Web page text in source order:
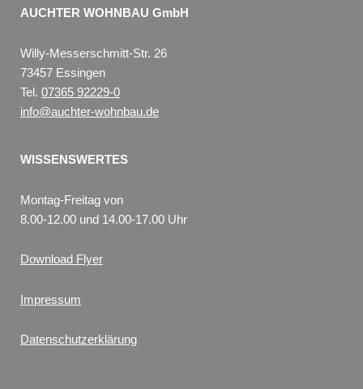
AUCHTER WOHNBAU GmbH
Willy-Messerschmitt-Str. 26
73457 Essingen
Tel. 07365 92229-0
info@auchter-wohnbau.de
WISSENSWERTES
Montag-Freitag von
8.00-12.00 und 14.00-17.00 Uhr
Download Flyer
Impressum
Datenschutzerklärung